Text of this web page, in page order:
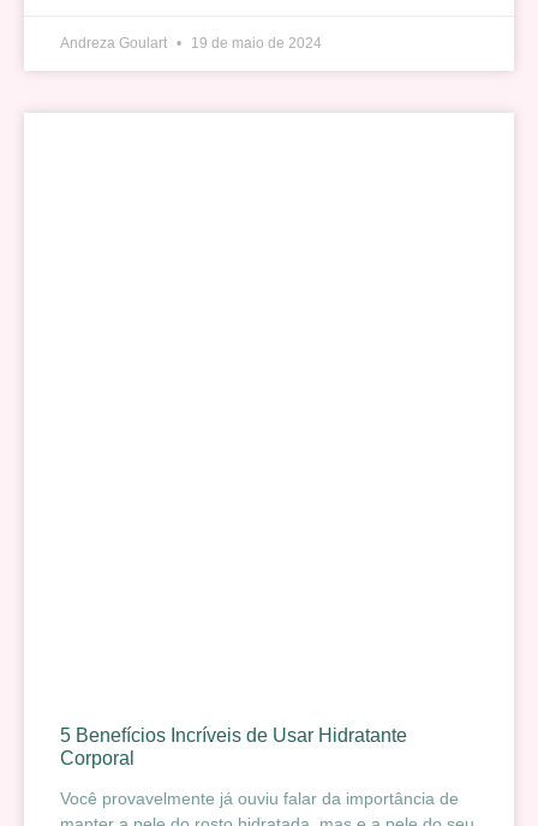
Andreza Goulart 19 de maio de 2024
5 Benefícios Incríveis de Usar Hidratante
Corporal
Você provavelmente já ouviu falar da importância de